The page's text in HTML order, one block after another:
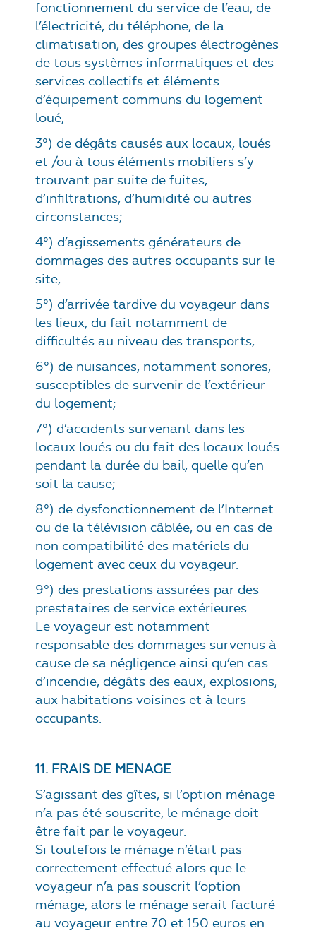
fonctionnement du service de l’eau, de
l’électricité, du téléphone, de la
climatisation, des groupes électrogènes
de tous systèmes informatiques et des
services collectifs et éléments
d’équipement communs du logement
loué;
3°) de dégâts causés aux locaux, loués
et /ou à tous éléments mobiliers s’y
trouvant par suite de fuites,
d’infiltrations, d’humidité ou autres
circonstances;
4°) d’agissements générateurs de
dommages des autres occupants sur le
site;
5°) d’arrivée tardive du voyageur dans
les lieux, du fait notamment de
difficultés au niveau des transports;
6°) de nuisances, notamment sonores,
susceptibles de survenir de l’extérieur
du logement;
7°) d’accidents survenant dans les
locaux loués ou du fait des locaux loués
pendant la durée du bail, quelle qu’en
soit la cause;
8°) de dysfonctionnement de l’Internet
ou de la télévision câblée, ou en cas de
non compatibilité des matériels du
logement avec ceux du voyageur.
9°) des prestations assurées par des
prestataires de service extérieures.
Le voyageur est notamment
responsable des dommages survenus à
cause de sa négligence ainsi qu’en cas
d’incendie, dégâts des eaux, explosions,
aux habitations voisines et à leurs
occupants.
11. FRAIS DE MENAGE
S’agissant des gîtes, si l’option ménage
n’a pas été souscrite, le ménage doit
être fait par le voyageur.
Si toutefois le ménage n’était pas
correctement effectué alors que le
voyageur n’a pas souscrit l’option
ménage, alors le ménage serait facturé
au voyageur entre 70 et 150 euros en